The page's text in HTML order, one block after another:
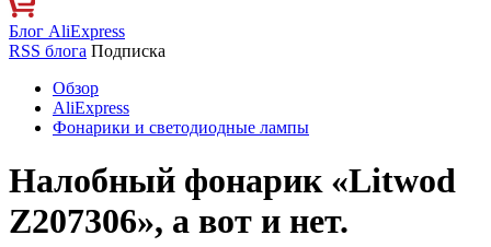
Блог AliExpress
RSS блога Подписка
Обзор
AliExpress
Фонарики и светодиодные лампы
Налобный фонарик «Litwod
Z207306», а вот и нет.